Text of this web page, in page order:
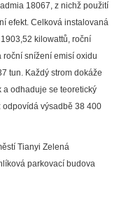
18067, z nichž použití
efekt. Celková instalovaná
kilowattů, roční
roční snížení emisí oxidu
tun. Každý strom dokáže
a odhaduje se teoretický
odpovídá výsadbě 38 400